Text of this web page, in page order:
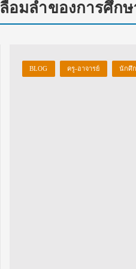
อมล้ำของการศึกษ
BLOG ครู-อาจารย์ นักศึ